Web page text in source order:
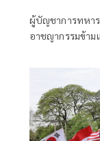
ผู้บัญชาการทหา
อาชญากรรมข้า